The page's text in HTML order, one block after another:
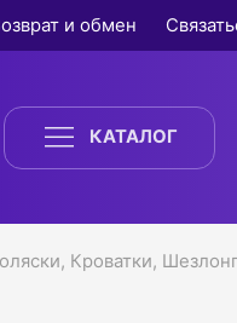
и обмен
КАТАЛОГ
Кроватки,